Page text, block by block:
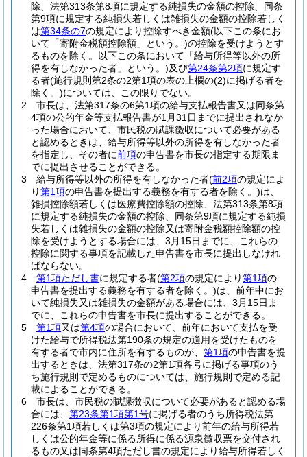
除、法第313条第8項に規定する純損失の金額の控除、同条
第9項に規定する純損失若しくは雑損失の金額の控除若しく
は第34条の7の規定により控除すべき金額(以下この条にお
いて「寄附金税額控除額」という。)の控除を受けようとす
るものを除く。以下この条において「給与所得等以外の所
得を有しなかった者」という。)及び第24条第2項に規定す
る者(施行規則第2条の2第1項の表の上欄の(2)に掲げる者を
除く。)については、この限りでない。
2
市長は、法第317条の6第1項の給与支払報告書又は同条第
4項の公的年金等支払報告書が1月31日までに提出されなか
った場合において、市民税の賦課徴収について必要がある
と認めるときは、給与所得等以外の所得を有しなかった者
を指定し、その者に前項の申告書を市長の指定する期限ま
でに提出させることができる。
3
給与所得等以外の所得を有しなかった者(前2項の規定によ
り第1項の申告書を提出する義務を有する者を除く。)は、
雑損控除額若しくは医療費控除額の控除、法第313条第8項
に規定する純損失の金額の控除、同条第9項に規定する純損
失若しくは雑損失の金額の控除又は寄附金税額控除額の控
除を受けようとする場合には、3月15日までに、これらの
控除に関する事項を記載した申告書を市長に提出しなけれ
ばならない。
4
第1項ただし書に規定する者(第2項の規定により第1項の
申告書を提出する義務を有する者を除く。)は、前年中にお
いて純損失又は雑損失の金額がある場合には、3月15日ま
でに、これらの申告書を市長に提出することができる。
5
第1項又は第4項の場合において、前年において支払を受
けた給与で所得税法第190条の規定の適用を受けたものを
有する者で市内に住所を有するものが、 第1項の申告書を提
出するときは、法第317条の2第1項各号に掲げる事項のう
ち施行規則で定めるものについては、施行規則で定める記
載によることができる。
6
市長は、市民税の賦課徴収について必要があると認める場
合には、 第23条第1項第1号に掲げる者のうち所得税法第
226条第1項若しくは第3項の規定により前年の給与所得若
しくは公的年金等に係る所得に係る源泉徴収票を交付され
るもの又は同条第4項ただし書の規定により給与所得若しく